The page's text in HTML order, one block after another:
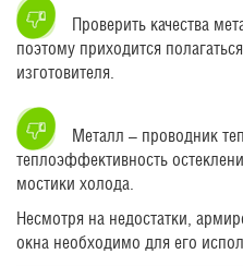
Проверить качества
поэтому приходится
изготовителя.
Металл – проводник
теплоэффективность
мостики холода.
Несмотря на недостатки,
окна необходимо для его